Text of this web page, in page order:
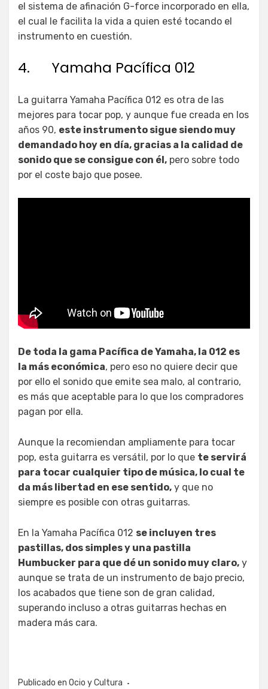
el sistema de afinación G-force incorporado en ella,
el cual le facilita la vida a quien esté tocando el
instrumento en cuestión.
4. Yamaha Pacífica 012
La guitarra Yamaha Pacífica 012 es otra de las
mejores para tocar pop, y aunque fue creada en los
años 90, este instrumento sigue siendo muy
demandado hoy en día, gracias a la calidad de
sonido que se consigue con él, pero sobre todo
por el coste bajo que posee.
De toda la gama Pacífica de Yamaha, la 012 es
la más económica, pero eso no quiere decir que
por ello el sonido que emite sea malo, al contrario,
es más que aceptable para lo que los compradores
pagan por ella.
Aunque la recomiendan ampliamente para tocar
pop, esta guitarra es versátil, por lo que te servirá
para tocar cualquier tipo de música, lo cual te
da más libertad en ese sentido, y que no
siempre es posible con otras guitarras.
En la Yamaha Pacífica 012 se incluyen tres
pastillas, dos simples y una pastilla
Humbucker para que dé un sonido muy claro, y
aunque se trata de un instrumento de bajo precio,
los acabados que tiene son de gran calidad,
superando incluso a otras guitarras hechas en
madera más cara.
Publicado en Ocio y Cultura